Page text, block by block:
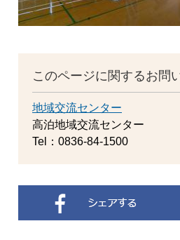
このページに関するお問
地域交流センター
高泊地域交流センター
Tel：0836-84-1500